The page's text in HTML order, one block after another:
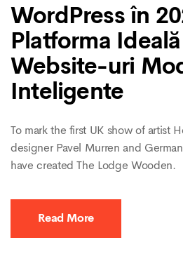
WordPress în
Platforma
Website-uri
Inteligente
To mark the first UK show of artist
designer Pavel Murren and
have created The Lodge Wooden.
Read More